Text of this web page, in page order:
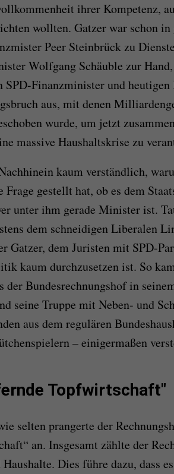
ihrer Kompetenz,
wollten. Gatzer war schon
Peer Steinbrück zu
Wolfgang Schäuble zur
SPD-Finanzminister und
aus, mit denen
wurde, um jetzt
massive Haushaltskrise zu
kaum verständlich,
Frage gestellt hat, ob es dem
unter ihm gerade Minister ist.
dem schneidigen Liberalen
Gatzer, dem Juristen mit SPD-
kaum durchzusetzen ist. So
der Bundesrechnungshof in
seine Truppe mit Neben- und
aus dem regulären
– einigermaßen
Topfwirtschaft"
selten prangerte der
an. Insgesamt zählte der
Haushalte. Dies führe dazu, dass